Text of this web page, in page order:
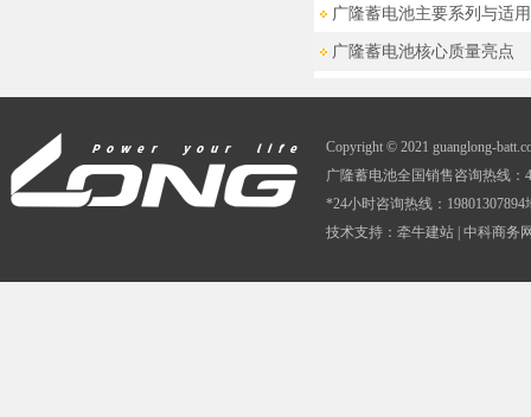
广隆蓄电池主要系列与适
广隆蓄电池核心质量亮点
Copyright © 2021 guanglong-
广隆蓄电池全国销售咨询热线：
*24小时咨询热线：
技术支持： 牵牛建站 | 中科商务